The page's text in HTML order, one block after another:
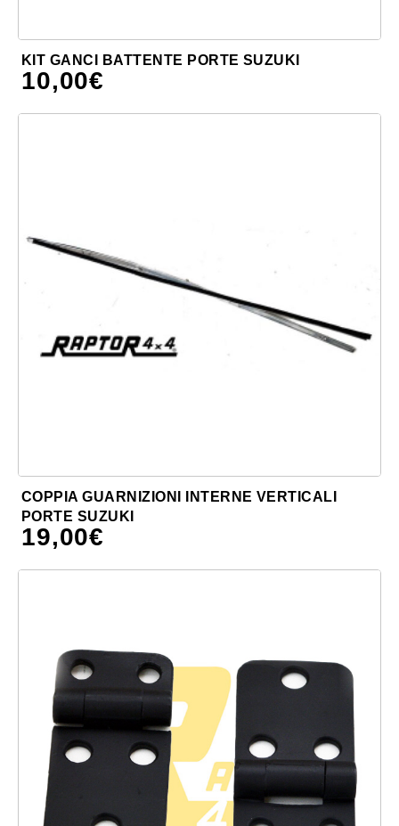
KIT GANCI BATTENTE PORTE SUZUKI
10,00€
COPPIA GUARNIZIONI INTERNE VERTICALI
PORTE SUZUKI
19,00€